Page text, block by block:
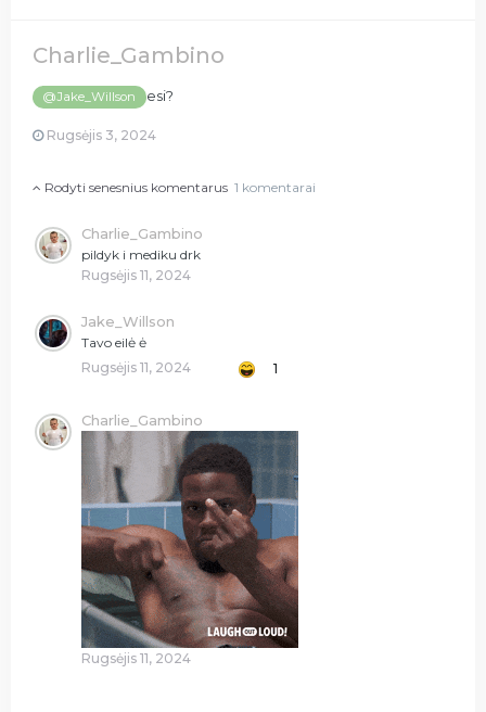
Charlie_Gambino
@Jake_Willson esi?
Rugsėjis 3, 2024
Rodyti senesnius komentarus 1 komentarai
Charlie_Gambino
pildyk i mediku drk
Rugsėjis 11, 2024
Jake_Willson
Tavo eilė ė
Rugsėjis 11, 2024
1
Charlie_Gambino
Rugsėjis 11, 2024